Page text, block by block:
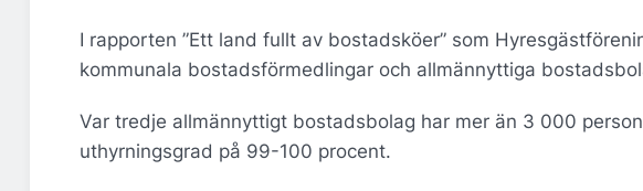
I rapporten ”Ett land fullt av bostadsköer” som
kommunala bostadsförmedlingar och allmännyttiga
Var tredje allmännyttigt bostadsbolag har mer än 3 000
uthyrningsgrad på 99-100 procent.